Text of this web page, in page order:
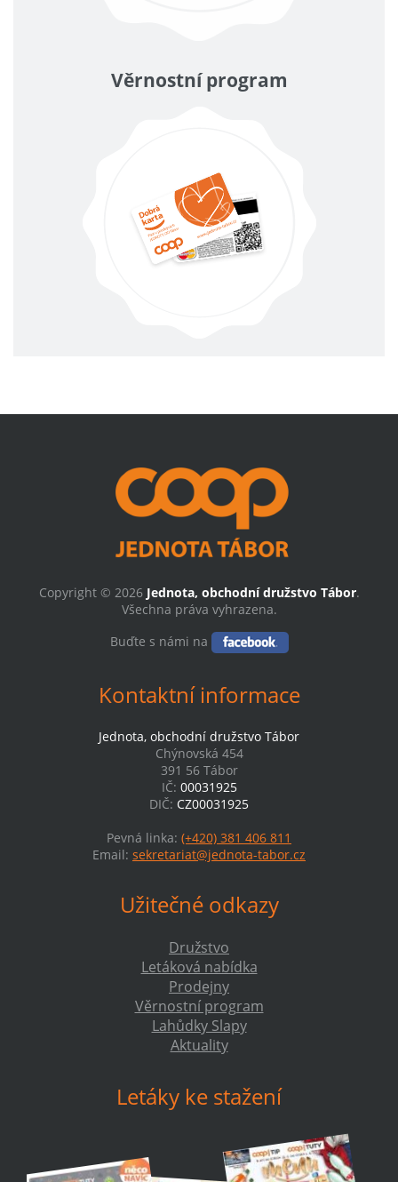
Věrnostní program
Copyright © 2026 Jednota, obchodní družstvo Tábor.
Všechna práva vyhrazena.
Buďte s námi na
Kontaktní informace
Jednota, obchodní družstvo Tábor
Chýnovská 454
391 56 Tábor
IČ: 00031925
DIČ: CZ00031925
Pevná linka: (+420) 381 406 811
Email: sekretariat@jednota-tabor.cz
Užitečné odkazy
Družstvo
Letáková nabídka
Prodejny
Věrnostní program
Lahůdky Slapy
Aktuality
Letáky ke stažení